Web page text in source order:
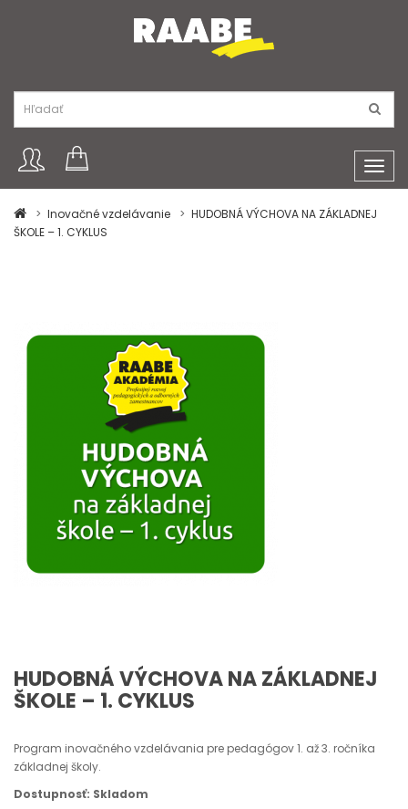
Inovačné vzdelávanie
HUDOBNÁ VÝCHOVA NA ZÁKLADNEJ
ŠKOLE – 1. CYKLUS
HUDOBNÁ VÝCHOVA NA ZÁKLADNEJ
ŠKOLE – 1. CYKLUS
Program inovačného vzdelávania pre pedagógov 1. až 3. ročníka
základnej školy.
Dostupnosť: Skladom